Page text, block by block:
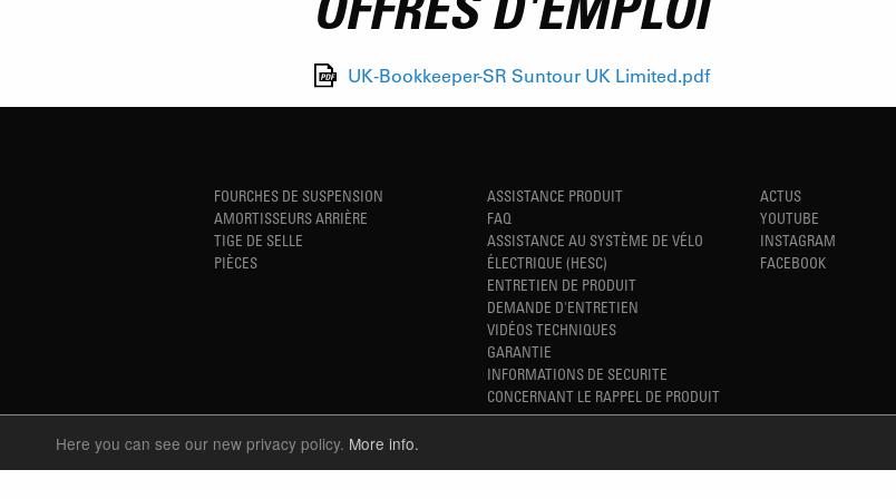
Here you can see our new privacy policy. More info.
UK-Bookkeeper-SR Suntour UK Limited.pdf
FOURCHES DE SUSPENSION
AMORTISSEURS ARRIÈRE
TIGE DE SELLE
PIÈCES
ASSISTANCE PRODUIT
FAQ
ASSISTANCE AU SYSTÈME DE VÉLO
ÉLECTRIQUE (HESC)
ENTRETIEN DE PRODUIT
DEMANDE D'ENTRETIEN
VIDÉOS TECHNIQUES
GARANTIE
INFORMATIONS DE SECURITE
CONCERNANT LE RAPPEL DE PRODUIT
ACTUS
YOUTUBE
INSTAGRAM
FACEBOOK
REFINED SIMPLICITY